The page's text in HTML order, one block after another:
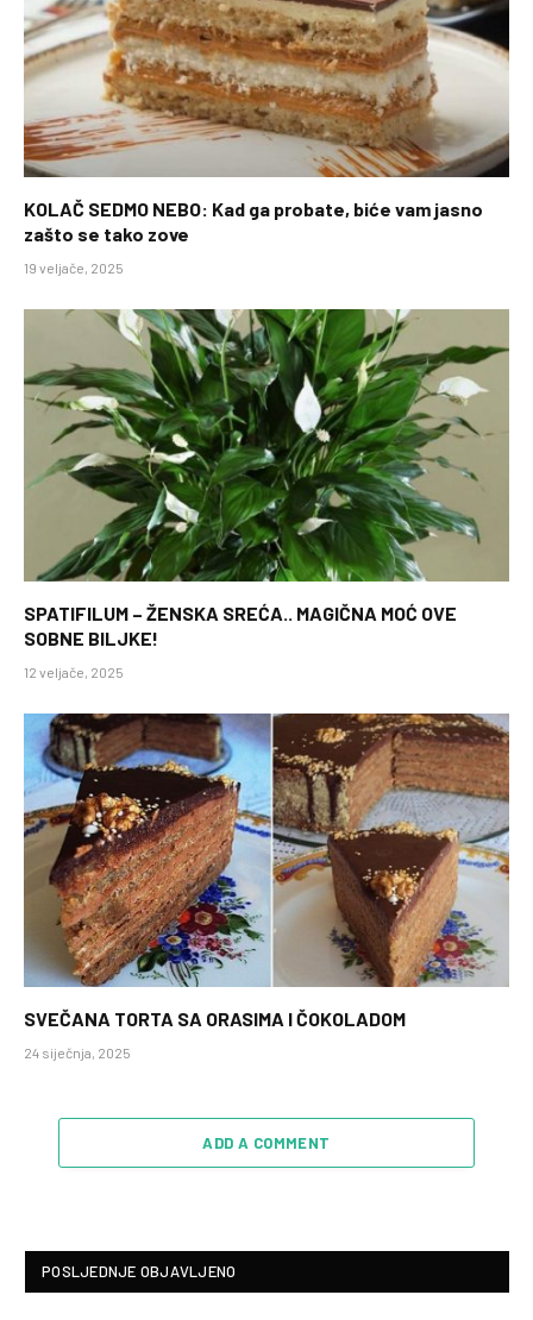
KOLAČ SEDMO NEBO: Kad ga probate, biće vam jasno
zašto se tako zove
19 veljače, 2025
SPATIFILUM – ŽENSKA SREĆA.. MAGIČNA MOĆ OVE
SOBNE BILJKE!
12 veljače, 2025
SVEČANA TORTA SA ORASIMA I ČOKOLADOM
24 siječnja, 2025
ADD A COMMENT
POSLJEDNJE OBJAVLJENO